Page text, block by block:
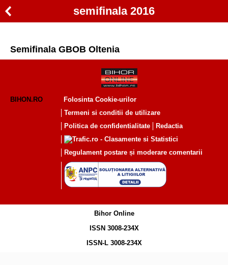
semifinala 2016
Semifinala GBOB Oltenia
BIHON.RO
Folosinta Cookie-urilor
Termeni si conditii de utilizare
Politica de confidentialitate
Redactia
Regulament postare și moderare comentarii
Bihor Online
ISSN 3008-234X
ISSN-L 3008-234X